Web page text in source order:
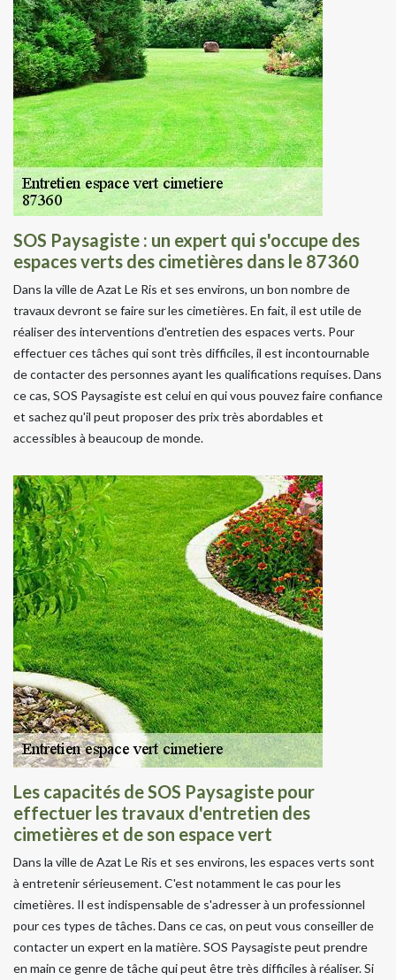
SOS Paysagiste : un expert qui s'occupe des
espaces verts des cimetières dans le 87360
Dans la ville de Azat Le Ris et ses environs, un bon nombre de
travaux devront se faire sur les cimetières. En fait, il est utile de
réaliser des interventions d'entretien des espaces verts. Pour
effectuer ces tâches qui sont très difficiles, il est incontournable
de contacter des personnes ayant les qualifications requises. Dans
ce cas, SOS Paysagiste est celui en qui vous pouvez faire confiance
et sachez qu'il peut proposer des prix très abordables et
accessibles à beaucoup de monde.
Les capacités de SOS Paysagiste pour
effectuer les travaux d'entretien des
cimetières et de son espace vert
Dans la ville de Azat Le Ris et ses environs, les espaces verts sont
à entretenir sérieusement. C'est notamment le cas pour les
cimetières. Il est indispensable de s'adresser à un professionnel
pour ces types de tâches. Dans ce cas, on peut vous conseiller de
contacter un expert en la matière. SOS Paysagiste peut prendre
en main ce genre de tâche qui peut être très difficiles à réaliser. Si